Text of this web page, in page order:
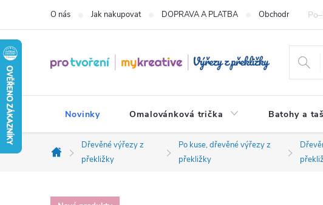
obsah
O nás Jak nakupovat DOPRAVA A PLATBA Obchodní
Novinky Omalovánková trička Batohy a
Domů
Dřevěné výřezy z
překližky
Po kuse, dřevěné výřezy z
překližky